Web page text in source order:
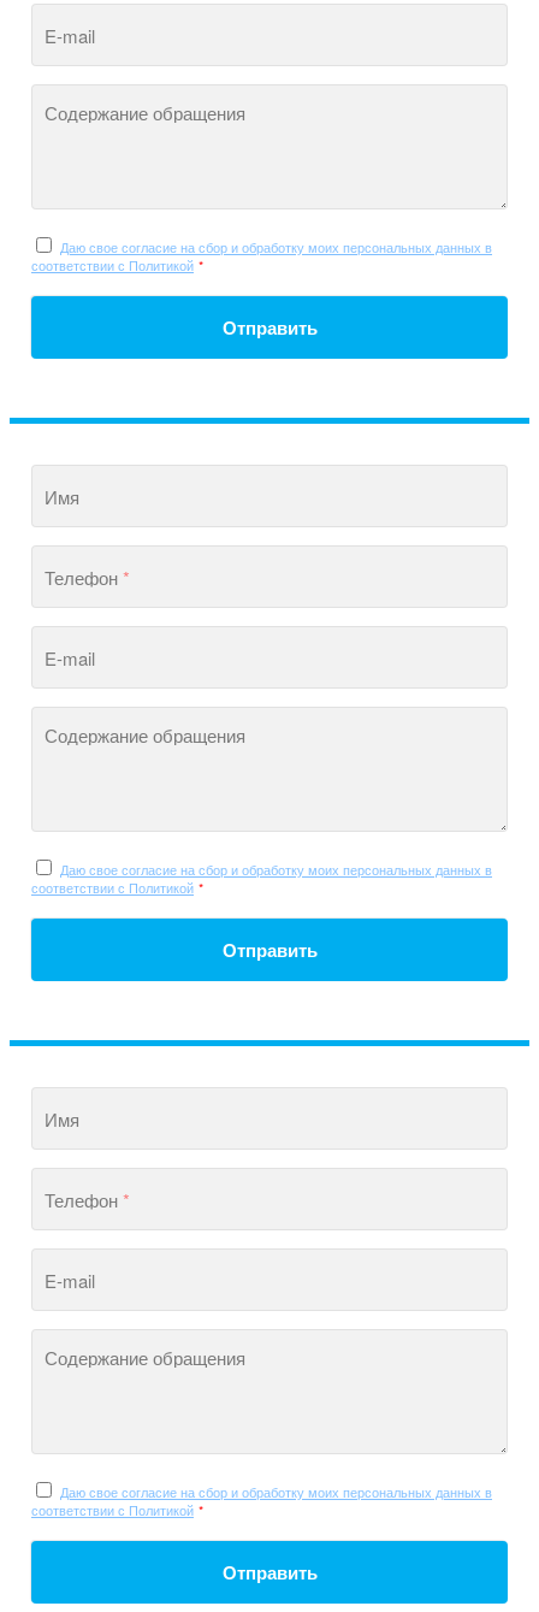
E-mail
Содержание обращения
Даю свое согласие на сбор и обработку моих персональных данных в
соответствии с Политикой *
Отправить
Имя
Телефон*
E-mail
Содержание обращения
Даю свое согласие на сбор и обработку моих персональных данных в
соответствии с Политикой *
Отправить
Имя
Телефон*
E-mail
Содержание обращения
Даю свое согласие на сбор и обработку моих персональных данных в
соответствии с Политикой *
Отправить